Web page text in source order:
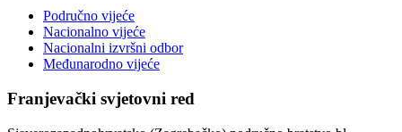
Područno vijeće
Nacionalno vijeće
Nacionalni izvršni odbor
Međunarodno vijeće
Franjevački svjetovni red